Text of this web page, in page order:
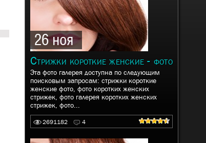
26 ноя
Стрижки короткие женские - фото
Эта фото галерея доступна по следующим
поисковым запросам: стрижки короткие
женские фото, фото коротких женских
стрижек, фото галерея коротких женских
стрижек, фото...
2691182 4